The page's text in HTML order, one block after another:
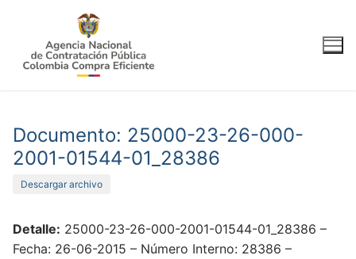
contenido
Documento: 25000-23-26-000-
2001-01544-01_28386
Descargar archivo
Detalle: 25000-23-26-000-2001-01544-01_28386 –
Fecha: 26-06-2015 – Número Interno: 28386 –